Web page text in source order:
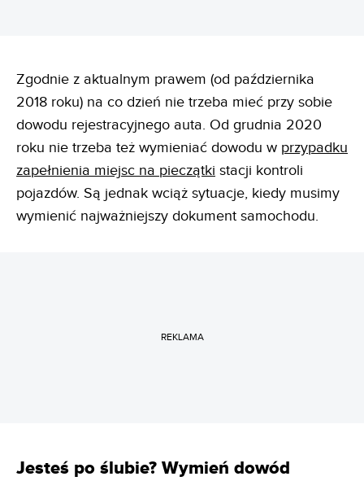
Zgodnie z aktualnym prawem (od października
2018 roku) na co dzień nie trzeba mieć przy sobie
dowodu rejestracyjnego auta. Od grudnia 2020
roku nie trzeba też wymieniać dowodu w przypadku
zapełnienia miejsc na pieczątki stacji kontroli
pojazdów. Są jednak wciąż sytuacje, kiedy musimy
wymienić najważniejszy dokument samochodu.
REKLAMA
Jesteś po ślubie? Wymień dowód